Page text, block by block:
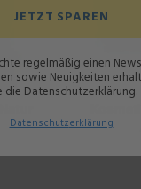
JETZT SPAREN
regelmäßig einen
sowie Neuigkeiten
die Datenschutzerklärung.
Datenschutzerklärung